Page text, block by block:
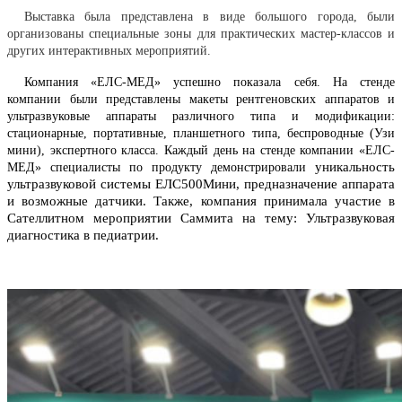
Выставка была представлена в виде большого города, были
организованы специальные зоны для практических мастер-классов и
других интерактивных мероприятий.
Компания «ЕЛС-МЕД» успешно показала себя. На стенде
компании были представлены макеты рентгеновских аппаратов и
ультразвуковые аппараты различного типа и модификации:
стационарные, портативные, планшетного типа, беспроводные (Узи
мини), экспертного класса. Каждый день на стенде компании «ЕЛС-
МЕД» специалисты по продукту демонстрировали уникальность
ультразвуковой системы ЕЛС500Мини, предназначение аппарата
и возможные датчики. Также, компания принимала участие в
Сателлитном мероприятии Саммита на тему: Ультразвуковая
диагностика в педиатрии.